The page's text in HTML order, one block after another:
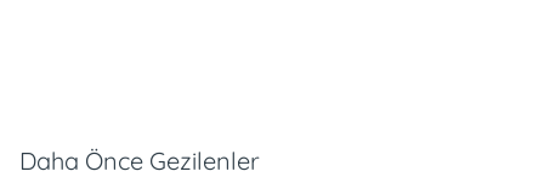
Daha Önce Gezilenler